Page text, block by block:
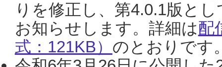
りを修正し、第4.0.1版と
お知らせします。詳細は配
式：121KB） のとおりです